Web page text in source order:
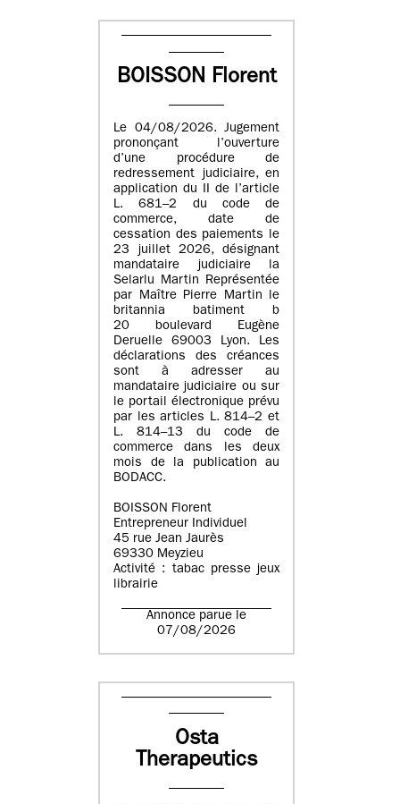
BOISSON Florent
Le 04/08/2026. Jugement
prononçant l’ouverture
d’une procédure de
redressement judiciaire, en
application du II de l’article
L. 681–2 du code de
commerce, date de
cessation des paiements le
23 juillet 2026, désignant
mandataire judiciaire la
Selarlu Martin Représentée
par Maître Pierre Martin le
britannia batiment b
20 boulevard Eugène
Deruelle 69003 Lyon. Les
déclarations des créances
sont à adresser au
mandataire judiciaire ou sur
le portail électronique prévu
par les articles L. 814–2 et
L. 814–13 du code de
commerce dans les deux
mois de la publication au
BODACC.
BOISSON Florent
Entrepreneur Individuel
45 rue Jean Jaurès
69330 Meyzieu
Activité : tabac presse jeux
librairie
Annonce parue le
07/08/2026
Osta
Therapeutics